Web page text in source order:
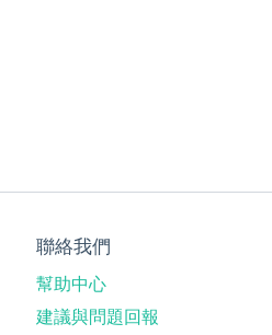
聯絡我們
幫助中心
建議與問題回報